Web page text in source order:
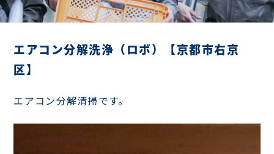
エアコン分解洗浄（ロボ）【京都市右京
区】
エアコン分解清掃です。